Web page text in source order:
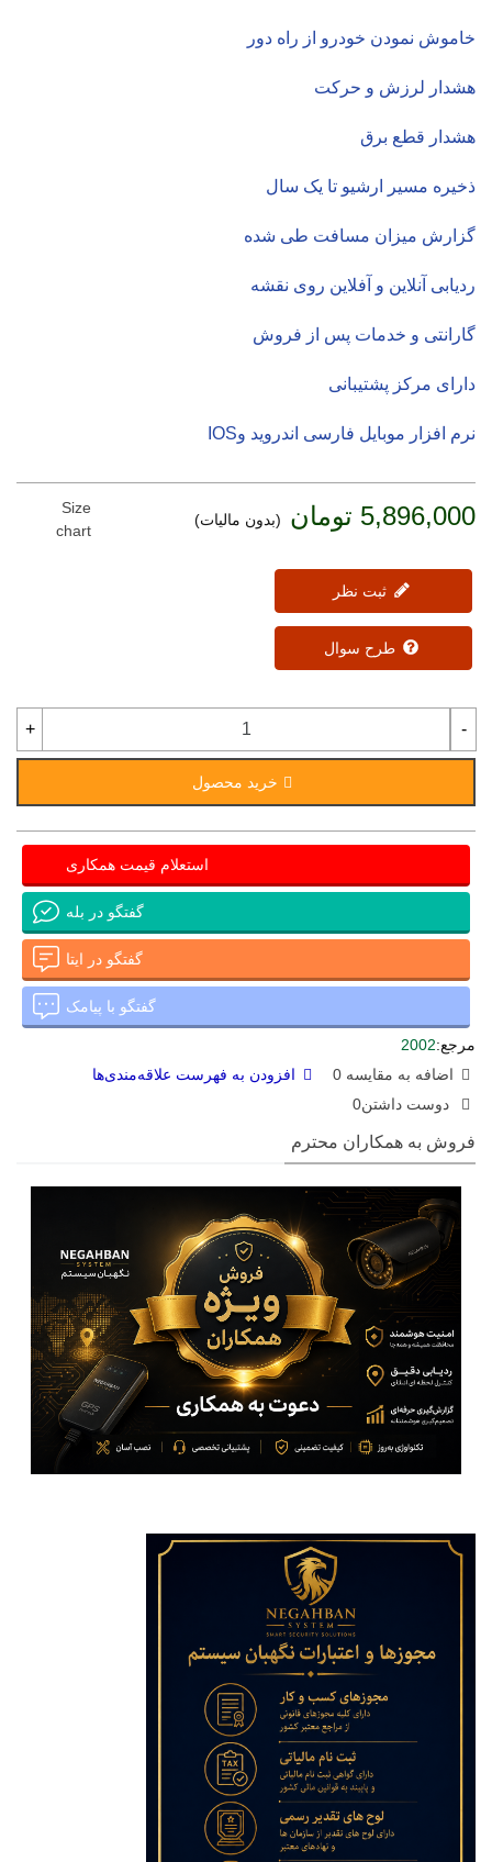
خاموش نمودن خودرو از راه دور
هشدار لرزش و حرکت
هشدار قطع برق
ذخیره مسیر ارشیو تا یک سال
گزارش میزان مسافت طی شده
ردیابی آنلاین و آفلاین روی نقشه
گارانتی و خدمات پس از فروش
دارای مرکز پشتیبانی
نرم افزار موبایل فارسی اندروید وIOS
5,896,000 تومان (بدون مالیات)
ثبت نظر
طرح سوال
Size
chart
-
+
خرید محصول
استعلام قیمت همکاری
گفتگو در بله
گفتگو در ایتا
گفتگو با پیامک
مرجع:2002
اضافه به مقایسه 0
افزودن به فهرست علاقه‌مندی‌ها
دوست داشتن0
فروش به همکاران محترم